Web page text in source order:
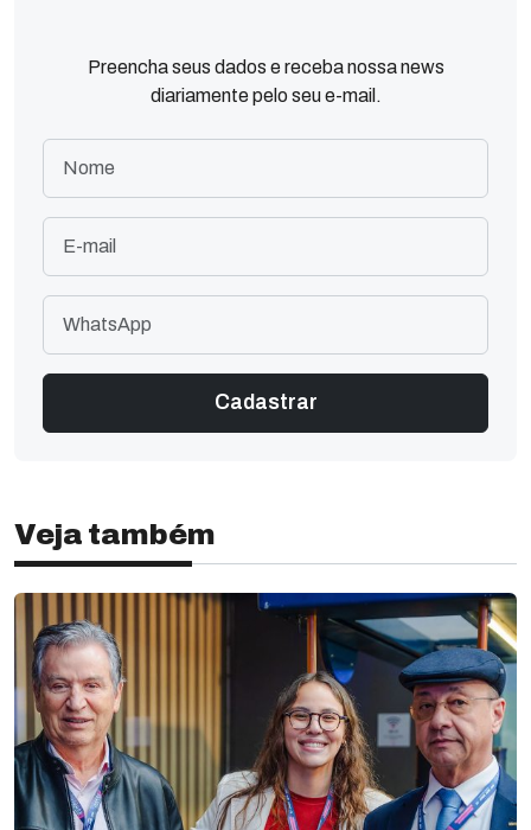
Preencha seus dados e receba nossa news
diariamente pelo seu e-mail.
Veja também